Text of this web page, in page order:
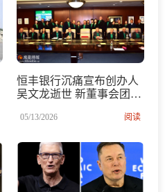
恒丰银行沉痛宣布创办人
吴文龙逝世 新董事会团队
健增长
05/13/2026 阅读